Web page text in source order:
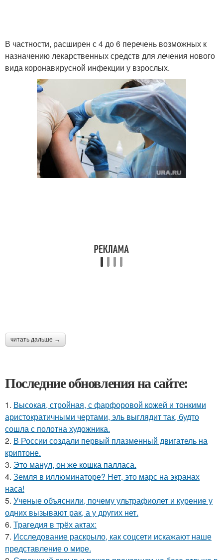
В частности, расширен с 4 до 6 перечень возможных к
назначению лекарственных средств для лечения нового
вида коронавирусной инфекции у взрослых.
читать дальше →
Последние обновления на сайте:
1. Высокая, стройная, с фарфоровой кожей и тонкими
аристократичными чертами, эль выглядит так, будто
сошла с полотна художника.
2. В России создали первый плазменный двигатель на
криптоне.
3. Это манул, он же кошка палласа.
4. Земля в иллюминаторе? Нет, это марс на экранах
наса!
5. Ученые объяснили, почему ультрафиолет и курение у
одних вызывают рак, а у других нет.
6. Трагедия в трёх актах:
7. Исследование раскрыло, как соцсети искажают наше
представление о мире.